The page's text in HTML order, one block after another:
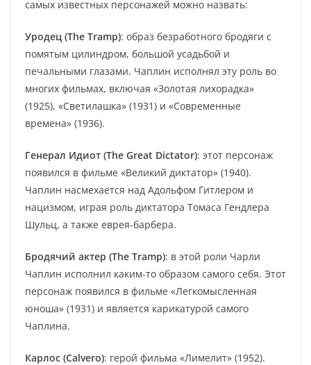
самых известных персонажей можно назвать:
Уродец (The Tramp): образ безработного бродяги с
помятым цилиндром, большой усадьбой и
печальными глазами. Чаплин исполнял эту роль во
многих фильмах, включая «Золотая лихорадка»
(1925), «Светилашка» (1931) и «Современные
времена» (1936).
Генерал Идиот (The Great Dictator): этот персонаж
появился в фильме «Великий диктатор» (1940).
Чаплин насмехается над Адольфом Гитлером и
нацизмом, играя роль диктатора Томаса Гендлера
Шульц, а также еврея-барбера.
Бродячий актер (The Tramp): в этой роли Чарли
Чаплин исполнил каким-то образом самого себя. Этот
персонаж появился в фильме «Легкомысленная
юноша» (1931) и является карикатурой самого
Чаплина.
Карлос (Calvero): герой фильма «Лимелит» (1952).